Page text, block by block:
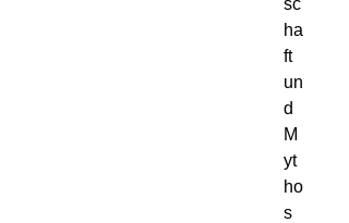
ha
ft
un
d
M
yt
ho
s